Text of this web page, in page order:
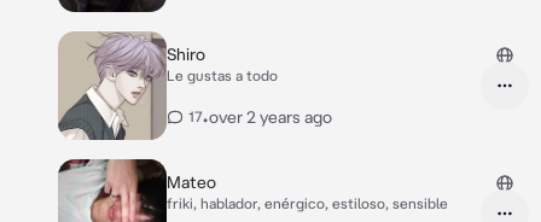
Shiro
Le gustas a todo
17•over 2 years ago
Mateo
friki, hablador, enérgico, estiloso, sensible